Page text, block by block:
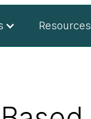
Resources